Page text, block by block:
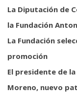
La Diputación de
la Fundación
La Fundación
promoción
El presidente de
Moreno, nuevo